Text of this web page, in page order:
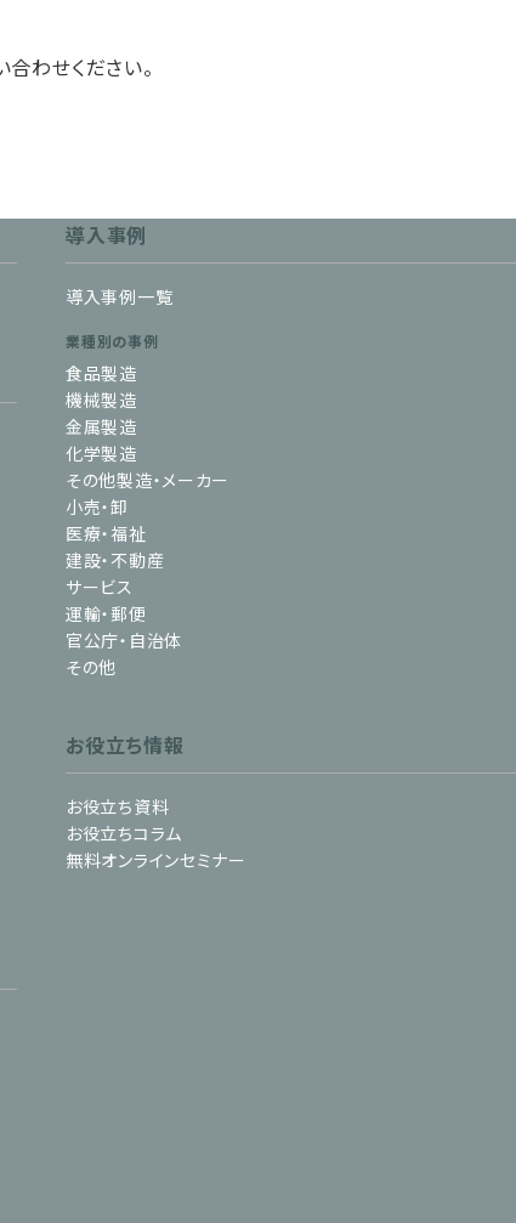
合わせください。
導入事例
導入事例一覧
業種別の事例
食品製造
機械製造
金属製造
化学製造
その他製造・メーカー
小売・卸
医療・福祉
建設・不動産
サービス
運輸・郵便
官公庁・自治体
その他
お役立ち情報
お役立ち資料
お役立ちコラム
無料オンラインセミナー